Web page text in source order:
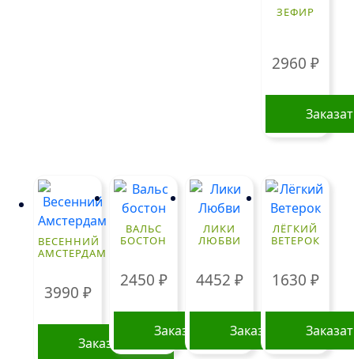
несколько
выбрать
странице
ЗЕФИР
2960 ₽
ВЕСЕННИЙ
АМСТЕРДАМ
3990 ₽
Заказать
ВАЛЬС
БОСТОН
2450 ₽
Заказать
ЛИКИ
ЛЮБВИ
4452 ₽
Заказать
ЛЁГКИЙ
ВЕТЕРОК
1630 ₽